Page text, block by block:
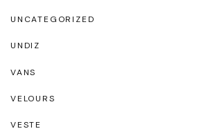
UNCATEGORIZED
UNDIZ
VANS
VELOURS
VESTE